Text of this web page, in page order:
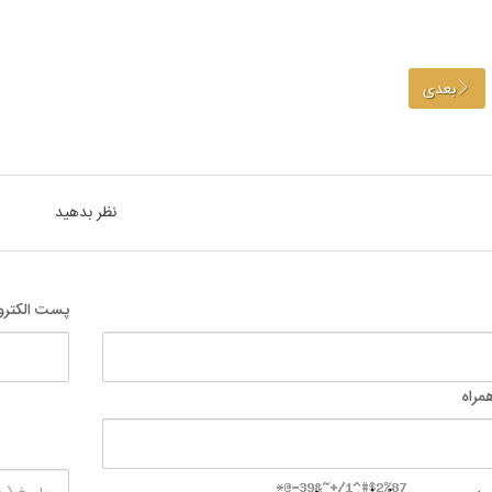
بعدی
نظر بدهید
پست